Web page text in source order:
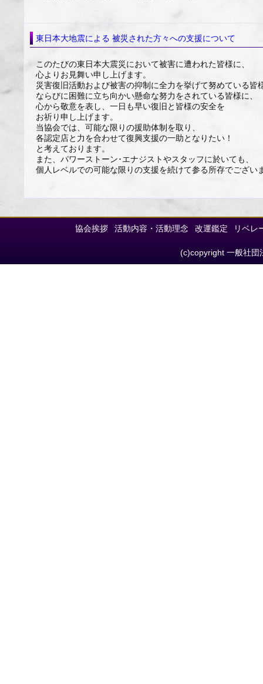
東日本大地震による 被災された方々への支援について
このたびの東日本大震災において被害に遭われた皆様に、
心よりお見舞い申し上げます。
災害復旧活動および被害の抑制に全力を挙げて努めている皆
ならびに困難に立ち向かい懸命な努力をされている皆様に、
心から敬意を表し、一日も早い復旧と皆様の安全を
お祈り申し上げます。
当協会では、可能な限りの援助体制を取り、
各認定店と力を合わせて復興支援の一助となりたい！
と考えております。
また、パワーストーン･エナジストやスタッフに於いても、
個人レベルでの可能な限りの支援を続けて参る所存でござい
協会挨拶 活動内容・活動理念 改運鑑定 リベレ
(c)copyright 一般社